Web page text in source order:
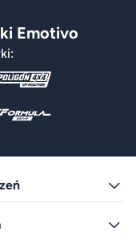
Emotivo